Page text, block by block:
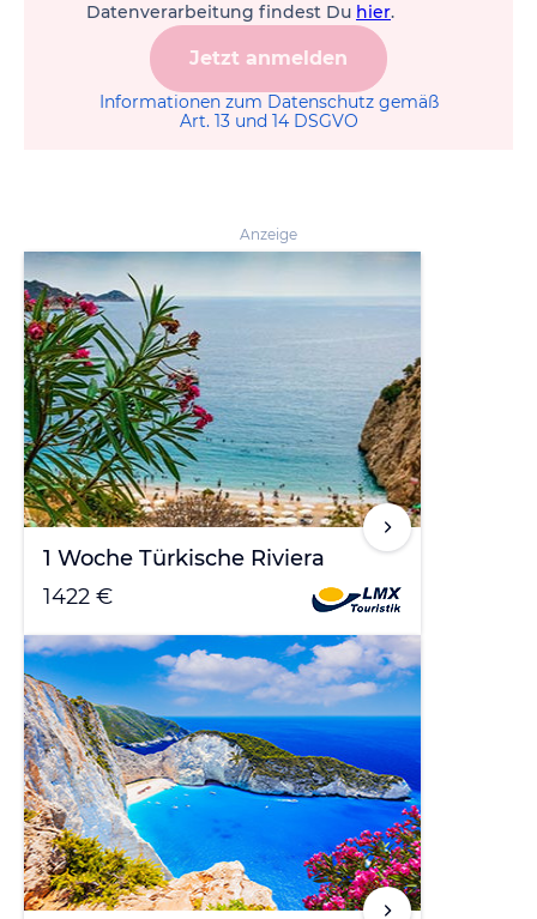
Datenverarbeitung findest Du hier.
Jetzt anmelden
Informationen zum Datenschutz gemäß
Art. 13 und 14 DSGVO
Anzeige
1 Woche Türkische Riviera
1422 €